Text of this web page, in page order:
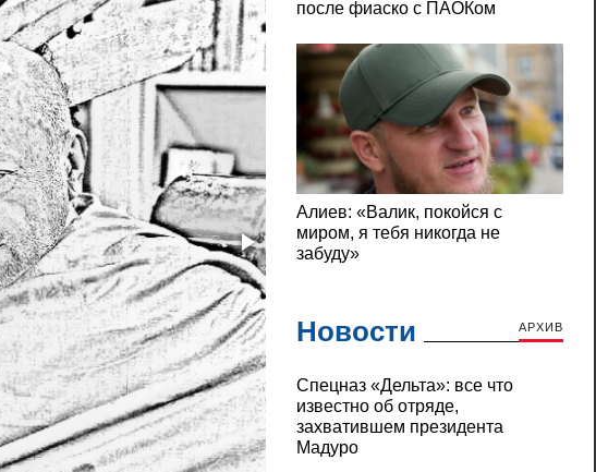
Новости АРХИВ
Cпецназ «Дельта»: все что
известно об отряде,
захватившем президента
Мадуро